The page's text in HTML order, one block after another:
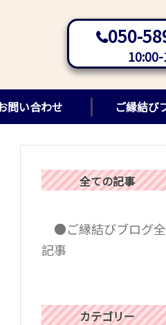
050-
問い合わせ ご縁結び
全ての記事
●ご縁結びブログ全
記事
カテゴリー